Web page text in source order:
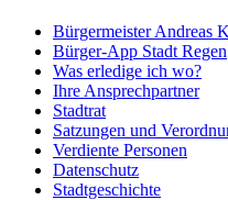
Bürgermeister Andreas
Bürger-App Stadt Regen
Was erledige ich wo?
Ihre Ansprechpartner
Stadtrat
Satzungen und
Verdiente Personen
Datenschutz
Stadtgeschichte